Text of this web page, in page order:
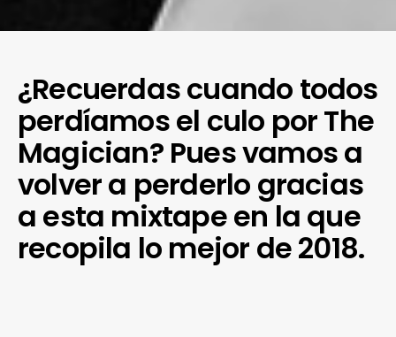
¿Recuerdas cuando todos
perdíamos el culo por The
Magician? Pues vamos a
volver a perderlo gracias
a esta mixtape en la que
recopila lo mejor de 2018.